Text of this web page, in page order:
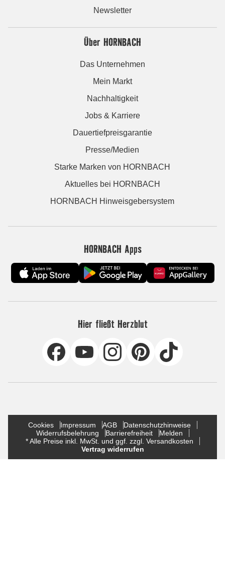
Newsletter
Über HORNBACH
Das Unternehmen
Mein Markt
Nachhaltigkeit
Jobs & Karriere
Dauertiefpreisgarantie
Presse/Medien
Starke Marken von HORNBACH
Aktuelles bei HORNBACH
HORNBACH Hinweisgebersystem
HORNBACH Apps
Hier fließt Herzblut
Cookies Impressum AGB
Datenschutzhinweise
Widerrufsbelehrung
Barrierefreiheit
Melden
* Alle Preise inkl. MwSt. und ggf. zzgl. Versandkosten
Vertrag widerrufen